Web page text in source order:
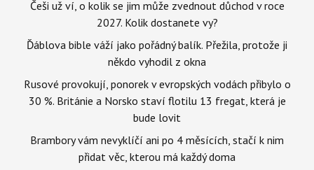
Češi už ví, o kolik se jim může zvednout důchod v roce
2027. Kolik dostanete vy?
Ďáblova bible váží jako pořádný balík. Přežila, protože ji
někdo vyhodil z okna
Rusové provokují, ponorek v evropských vodách přibylo o
30 %. Británie a Norsko staví flotilu 13 fregat, která je
bude lovit
Brambory vám nevyklíčí ani po 4 měsících, stačí k nim
přidat věc, kterou má každý doma